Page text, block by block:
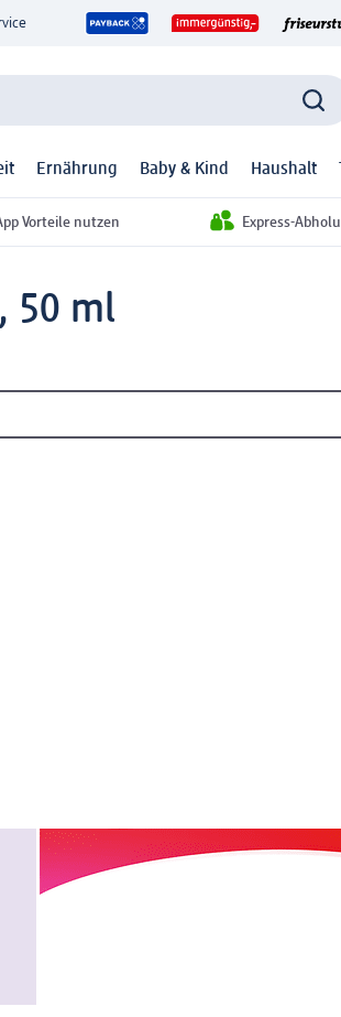
Ernährung Baby & Kind Haushalt
Vorteile nutzen Express-
50 ml